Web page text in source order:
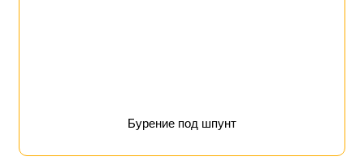
Бурение под шпунт